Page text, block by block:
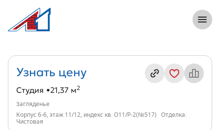
Студия, 21 м², ЖК Загляденье,
Информация о квартире
Узнать цену
Студия 21,37 м2
Загляденье
Корпус 6-6, этаж 11/12, индекс кв. О11/Р-2(№517)
Отделка:
Чистовая